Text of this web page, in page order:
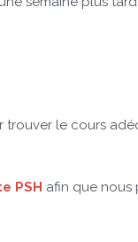
trouver le cours
PSH afin que nous